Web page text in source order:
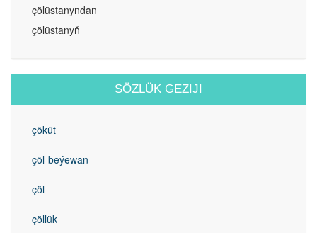
çölüstanyndan
çölüstanyň
SÖZLÜK GEZIJI
çöküt
çöl-beýewan
çöl
çöllük